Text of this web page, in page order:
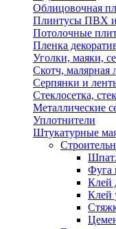
Облицовочная
Плинтусы ПВХ
Потолочные
Пленка
Уголки, маяки,
Скотч, малярная
Серпянки и
Стеклосетка,
Металлические
Уплотнители
Штукатурные
Фуга
Клей
Клей